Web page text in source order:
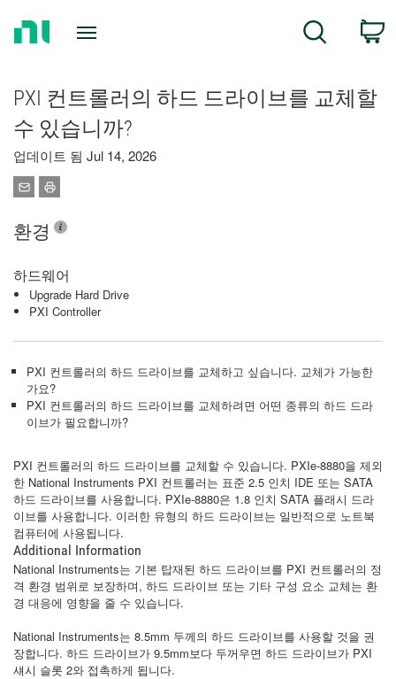
Search
PXI 컨트롤러의 하드 드라이브를 교체할
수 있습니까?
업데이트 됨 Jul 14, 2026
환경
하드웨어
Upgrade Hard Drive
PXI Controller
PXI 컨트롤러의 하드 드라이브를 교체하고 싶습니다. 교체가 가능한
가요?
PXI 컨트롤러의 하드 드라이브를 교체하려면 어떤 종류의 하드 드라
이브가 필요합니까?
PXI 컨트롤러의 하드 드라이브를 교체할 수 있습니다. PXIe-8880을 제외
한 National Instruments PXI 컨트롤러는 표준 2.5 인치 IDE 또는 SATA
하드 드라이브를 사용합니다. PXIe-8880은 1.8 인치 SATA 플래시 드라
이브를 사용합니다. 이러한 유형의 하드 드라이브는 일반적으로 노트북
컴퓨터에 사용됩니다.
Additional Information
National Instruments는 기본 탑재된 하드 드라이브를 PXI 컨트롤러의 정
격 환경 범위로 보장하며, 하드 드라이브 또는 기타 구성 요소 교체는 환
경 대응에 영향을 줄 수 있습니다.
National Instruments는 8.5mm 두께의 하드 드라이브를 사용할 것을 권
장합니다. 하드 드라이브가 9.5mm보다 두꺼우면 하드 드라이브가 PXI
섀시 슬롯 2와 접촉하게 됩니다.